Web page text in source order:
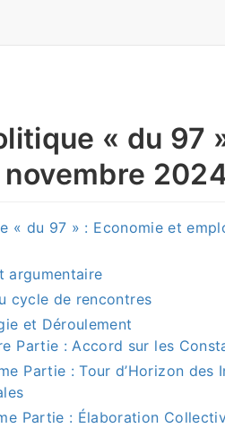
« du 97
« du 97 » : Economie et
argumentaire
cycle de rencontres
et Déroulement
Partie : Accord sur les
Partie : Tour d’Horizon
Partie : Élaboration